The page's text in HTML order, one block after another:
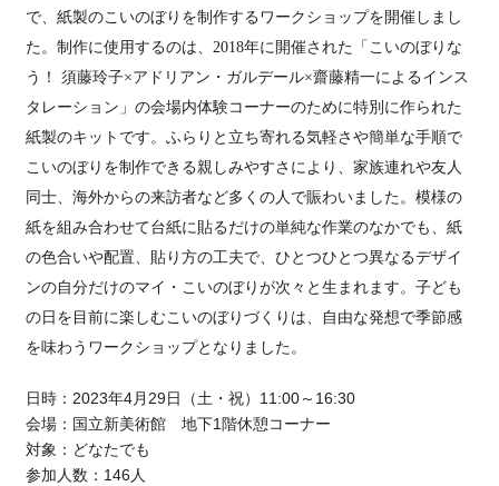
で、紙製のこいのぼりを制作するワークショップを開催しまし
た。制作に使用するのは、 2018年に開催された「こいのぼりな
う！ 須藤玲子×アドリアン・ガルデール×齋藤精一によるインス
タレーション」の会場内体験コーナーのために特別に作られた
紙製のキットです。ふらりと立ち寄れる気軽さや簡単な手順で
こいのぼりを制作できる親しみやすさにより、家族連れや友人
同士、海外からの来訪者など多くの人で賑わいました。模様の
紙を組み合わせて台紙に貼るだけの単純な作業のなかでも、紙
の色合いや配置、貼り方の工夫で、ひとつひとつ異なるデザイ
ンの自分だけのマイ・こいのぼりが次々と生まれます。子ども
の日を目前に楽しむこいのぼりづくりは、自由な発想で季節感
を味わうワークショップとなりました。
日時： 2023年4月 29日（土・祝） 11:00～ 16:30
会場：国立新美術館 地下1 階休憩コーナー
対象：どなたでも
参加人数： 146 人